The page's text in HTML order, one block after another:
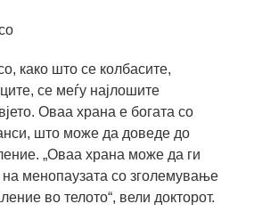
како што се колбасите,
се меѓу најлошите
Оваа храна е богата со
што може да доведе до
„Оваа храна може да ги
менопаузата со зголемување
во телото“, вели докторот.